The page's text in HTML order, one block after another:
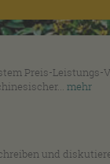
Preis-Leistungs-
mehr
und